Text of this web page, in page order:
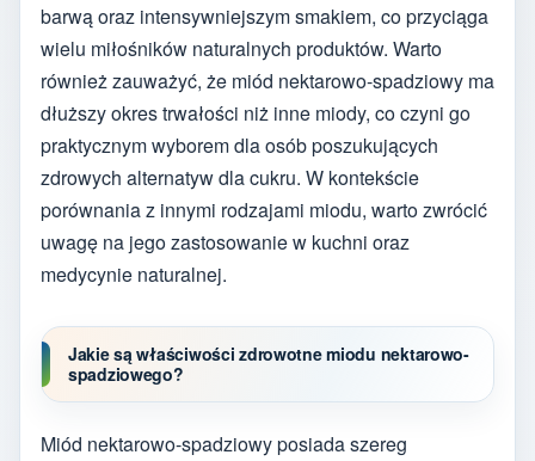
barwą oraz intensywniejszym smakiem, co przyciąga
wielu miłośników naturalnych produktów. Warto
również zauważyć, że miód nektarowo-spadziowy ma
dłuższy okres trwałości niż inne miody, co czyni go
praktycznym wyborem dla osób poszukujących
zdrowych alternatyw dla cukru. W kontekście
porównania z innymi rodzajami miodu, warto zwrócić
uwagę na jego zastosowanie w kuchni oraz
medycynie naturalnej.
Jakie są właściwości zdrowotne miodu nektarowo-
spadziowego?
Miód nektarowo-spadziowy posiada szereg